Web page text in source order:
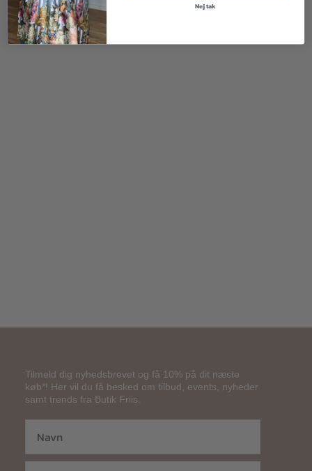
Tilmeld dig nyhedsbrevet og få 10% på dit næste
køb*! Her vil du få besked om tilbud, events, nyheder
samt trends fra Butik Friis.
Nej tak